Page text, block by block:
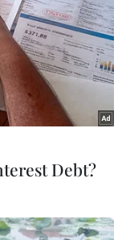
Hàn Quốc nối
bay Incheon-TP
nối vùng, sân bay
Debt?